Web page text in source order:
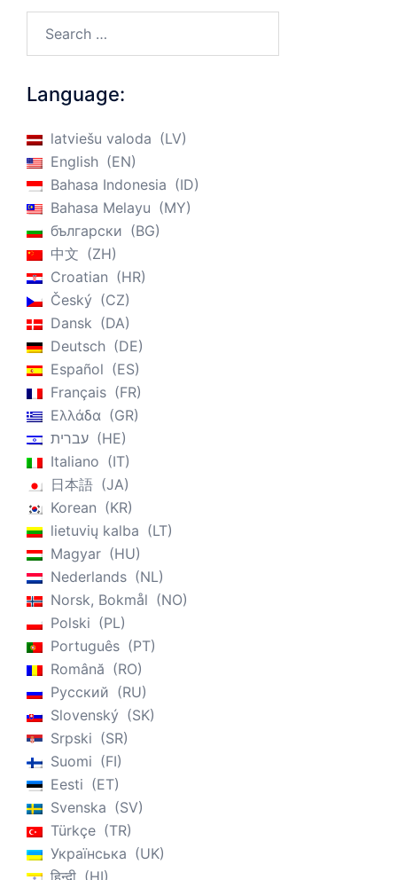
Language:
latviešu valoda
LV
English
EN
Bahasa Indonesia
ID
Bahasa Melayu
MY
български
BG
中文
ZH
Croatian
HR
Český
CZ
Dansk
DA
Deutsch
DE
Español
ES
Français
FR
Ελλάδα
GR
עברית
HE
Italiano
IT
日本語
JA
Korean
KR
lietuvių kalba
LT
Magyar
HU
Nederlands
NL
Norsk, Bokmål
NO
Polski
PL
Português
PT
Română
RO
Русский
RU
Slovenský
SK
Srpski
SR
Suomi
FI
Eesti
ET
Svenska
SV
Türkçe
TR
Українська
UK